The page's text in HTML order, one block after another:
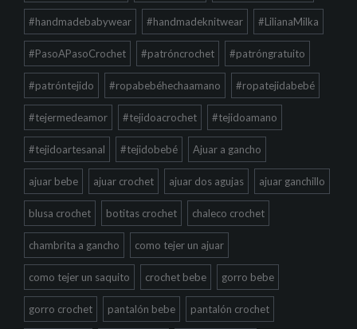
#handmadebabywear #handmadeknitwear #LilianaMilka
#PasoAPasoCrochet #patróncrochet #patróngratuito
#patróntejido #ropabebéhechaamano #ropatejidabebé
#tejermedeamor #tejidoacrochet #tejidoamano
#tejidoartesanal #tejidobebé Ajuar a gancho
ajuar bebe ajuar crochet ajuar dos agujas ajuar ganchillo
blusa crochet botitas crochet chaleco crochet
chambrita a gancho como tejer un ajuar
como tejer un saquito crochet bebe gorro bebe
gorro crochet pantalón bebe pantalón crochet